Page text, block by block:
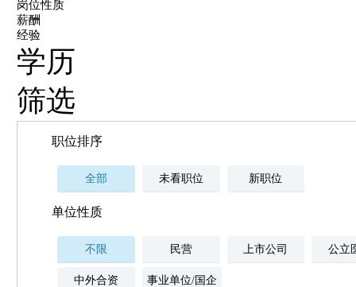
岗位性质
薪酬
经验
学历
筛选
职位排序
全部 未看职位 新职位
单位性质
不限 民营 上市公司 公立
中外合资 事业单位/国企